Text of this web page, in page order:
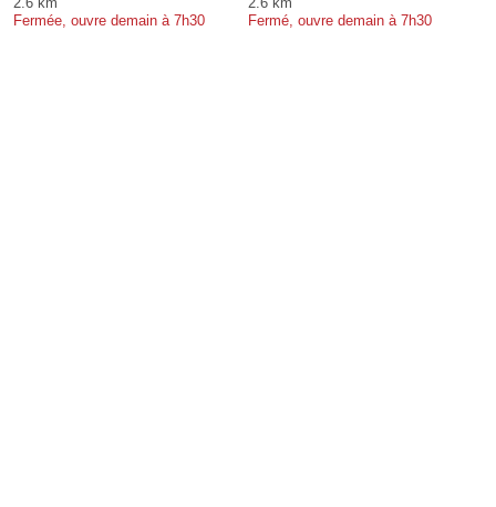
Fermée, ouvre demain à 7h30
Fermé, ouvre demain à 7h30